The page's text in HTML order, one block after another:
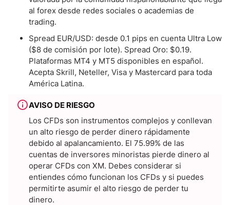
al forex desde redes sociales o academias de
trading.
Spread EUR/USD: desde 0.1 pips en cuenta Ultra Low
($8 de comisión por lote). Spread Oro: $0.19.
Plataformas MT4 y MT5 disponibles en español.
Acepta Skrill, Neteller, Visa y Mastercard para toda
América Latina.
AVISO DE RIESGO
Los CFDs son instrumentos complejos y conllevan
un alto riesgo de perder dinero rápidamente
debido al apalancamiento. El 75.99% de las
cuentas de inversores minoristas pierde dinero al
operar CFDs con XM. Debes considerar si
entiendes cómo funcionan los CFDs y si puedes
permitirte asumir el alto riesgo de perder tu
dinero.